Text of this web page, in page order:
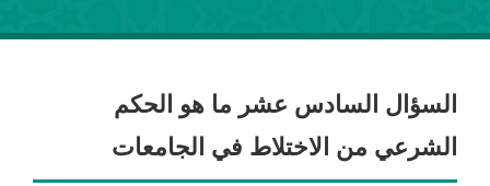
السؤال السادس عشر ما هو الحكم
الشرعي من الاختلاط في الجامعات